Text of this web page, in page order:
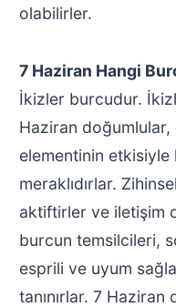
olabilirler.
7 Haziran Hangi
İkizler burcudur.
Haziran
elementinin
meraklıdırlar.
aktiftirler ve iletişim
burcun temsilcileri,
esprili ve uyum
tanınırlar. 7